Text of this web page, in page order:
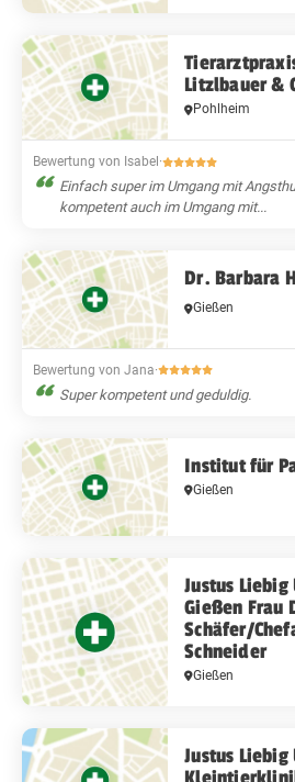
Litzlbauer &
Pohlheim
Bewertung von Isabel ·
Einfach super im Umgang mit
kompetent auch im Umgang mit...
Dr. Barbara
Gießen
Bewertung von Jana·
Super kompetent und geduldig.
Institut für
Gießen
Justus
Gießen Frau
Schäfer/
Schneider
Gießen
Justus